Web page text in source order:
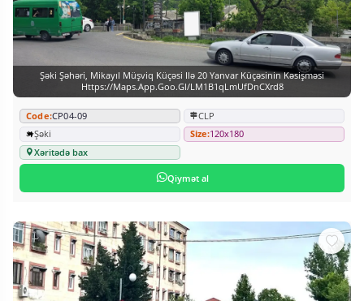
Şəki Şəhəri, Mikayıl Müşviq Küçəsi Ilə 20 Yanvar Küçəsinin Kəsişməsi
Https://maps.app.goo.gl/LM1B1qLmUfDnCXrd8
Code:CP04-09
CLP
Şəki
Size:120x180
Xəritədə bax
Qiymət al